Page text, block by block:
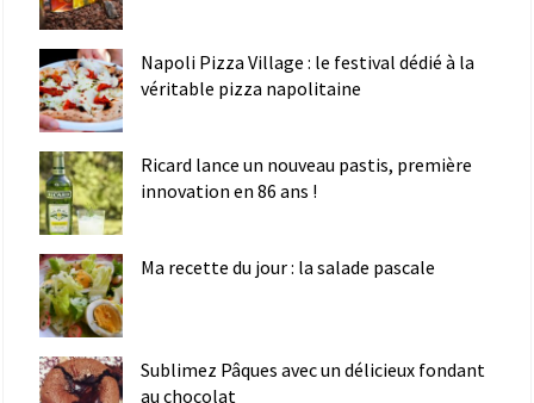
Napoli Pizza Village : le festival dédié à la
véritable pizza napolitaine
Ricard lance un nouveau pastis, première
innovation en 86 ans !
Ma recette du jour : la salade pascale
Sublimez Pâques avec un délicieux fondant
au chocolat